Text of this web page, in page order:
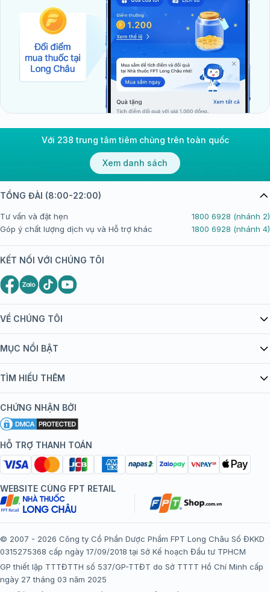
Với 238 trung tâm tiêm chủng trên toàn quốc
Xem danh sách
VỀ CHÚNG TÔI
Giới thiệu Tiêm Chủng FPT Long Châu
bán hàng
Chính sách nội dung
Chính sách bảo mật
Chính sách bảo mật dữ liệu cá nhân
Chính sách thanh toán
Chính sách đổi trả gói, mũi tiêm tại trung tâm tiêm chủng
FPT Long Châu
Thể lệ chương trình “Tích điểm nhận đặc quyền”
MỤC NỔI BẬT
Danh mục vắc xin
Đội ngũ bác sĩ, chuyên gia
Hệ thống trung tâm tiêm chủng
TÌM HIỂU THÊM
Khuyến mãi
Tôi nên tiêm gì?
Tiêm chủng đi nước ngoài
CHỨNG NHẬN BỞI
HỖ TRỢ THANH TOÁN
TỔNG ĐÀI (8:00-22:00)
Tư vấn và đặt hẹn
1800 6928 (nhánh 2)
Góp ý chất lượng dịch vụ và Hỗ trợ khác
1800 6928 (nhánh 4)
KẾT NỐI VỚI CHÚNG TÔI
WEBSITE CÙNG FPT RETAIL
© 2007 - 2026 Công ty Cổ Phần Dược Phẩm FPT Long Châu Số ĐKKD
0315275368 cấp ngày 17/09/2018 tại Sở Kế hoạch Đầu tư TPHCM
GP thiết lập TTTĐTTH số 537/GP-TTĐT do Sở TTTT Hồ Chí Minh cấp
ngày 27 tháng 03 năm 2025